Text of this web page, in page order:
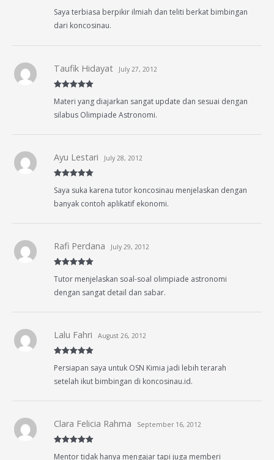
of 5
Saya terbiasa berpikir ilmiah dan teliti berkat bimbingan
dari koncosinau.
of 5
Taufik Hidayat July 27, 2012
Materi yang diajarkan sangat update dan sesuai dengan
silabus Olimpiade Astronomi.
of 5
Ayu Lestari July 28, 2012
Saya suka karena tutor koncosinau menjelaskan dengan
banyak contoh aplikatif ekonomi.
of 5
Rafi Perdana July 29, 2012
Tutor menjelaskan soal-soal olimpiade astronomi
dengan sangat detail dan sabar.
of 5
Lalu Fahri August 26, 2012
Persiapan saya untuk OSN Kimia jadi lebih terarah
setelah ikut bimbingan di koncosinau.id.
of 5
Clara Felicia Rahma September 16, 2012
Mentor tidak hanya mengajar tapi juga memberi